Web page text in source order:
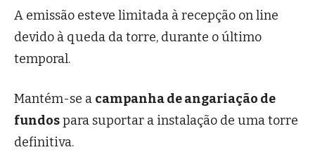
A emissão esteve limitada à recepção on line
devido à queda da torre, durante o último
temporal.
Mantém-se a campanha de angariação de
fundospara suportar a instalação de uma torre
definitiva.